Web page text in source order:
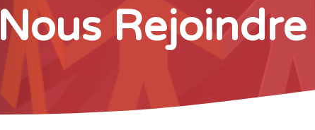
Nous Rejoindre